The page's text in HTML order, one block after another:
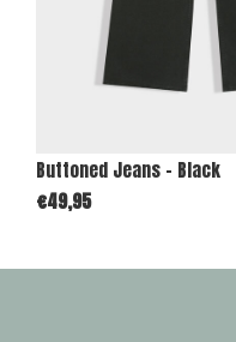
Buttoned Jeans - Black
€49,95